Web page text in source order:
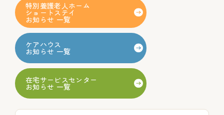
特別養護老人ホーム
ショートステイ
お知らせ 一覧
ケアハウス
お知らせ 一覧
在宅サービスセンター
お知らせ 一覧